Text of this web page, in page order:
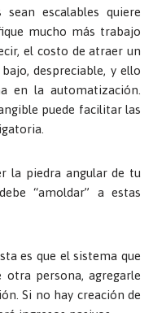
escalables quiere
mucho más trabajo
el costo de atraer un
despreciable, y ello
en la automatización.
puede facilitar las
la piedra angular de tu
“amoldar” a estas
es que el sistema que
otra persona, agregarle
Si no hay creación de